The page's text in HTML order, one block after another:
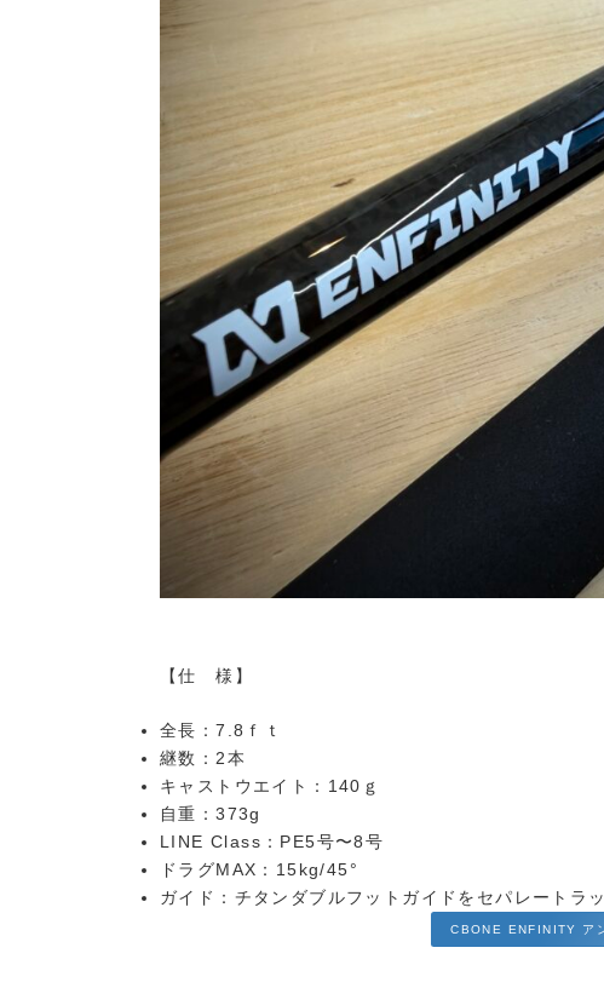
【仕 様】
全長：7.8ｆｔ
継数：2本
キャストウエイト：140ｇ
自重：373g
LINE Class：PE5号〜8号
ドラグMAX：15kg/45°
ガイド：チタンダブルフットガイドをセパレートラ
CBONE ENFINITY ア